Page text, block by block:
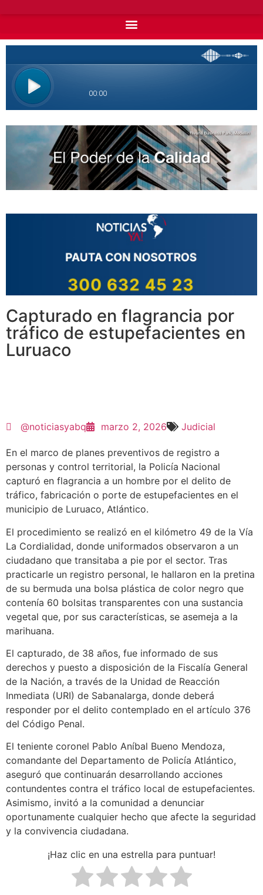
Capturado en flagrancia por
tráfico de estupefacientes en
Luruaco
@noticiasyabq marzo 2, 2026 Judicial
En el marco de planes preventivos de registro a
personas y control territorial, la Policía Nacional
capturó en flagrancia a un hombre por el delito de
tráfico, fabricación o porte de estupefacientes en el
municipio de Luruaco, Atlántico.
El procedimiento se realizó en el kilómetro 49 de la Vía
La Cordialidad, donde uniformados observaron a un
ciudadano que transitaba a pie por el sector. Tras
practicarle un registro personal, le hallaron en la pretina
de su bermuda una bolsa plástica de color negro que
contenía 60 bolsitas transparentes con una sustancia
vegetal que, por sus características, se asemeja a la
marihuana.
El capturado, de 38 años, fue informado de sus
derechos y puesto a disposición de la Fiscalía General
de la Nación, a través de la Unidad de Reacción
Inmediata (URI) de Sabanalarga, donde deberá
responder por el delito contemplado en el artículo 376
del Código Penal.
El teniente coronel Pablo Aníbal Bueno Mendoza,
comandante del Departamento de Policía Atlántico,
aseguró que continuarán desarrollando acciones
contundentes contra el tráfico local de estupefacientes.
Asimismo, invitó a la comunidad a denunciar
oportunamente cualquier hecho que afecte la seguridad
y la convivencia ciudadana.
¡Haz clic en una estrella para puntuar!